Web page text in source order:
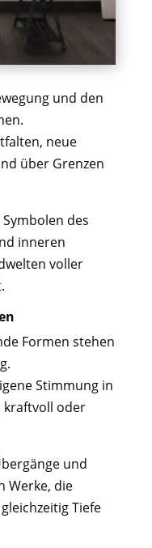
und den
neue
über Grenzen
des
inneren
voller
Formen stehen
Stimmung in
kraftvoll oder
und
Werke, die
Tiefe